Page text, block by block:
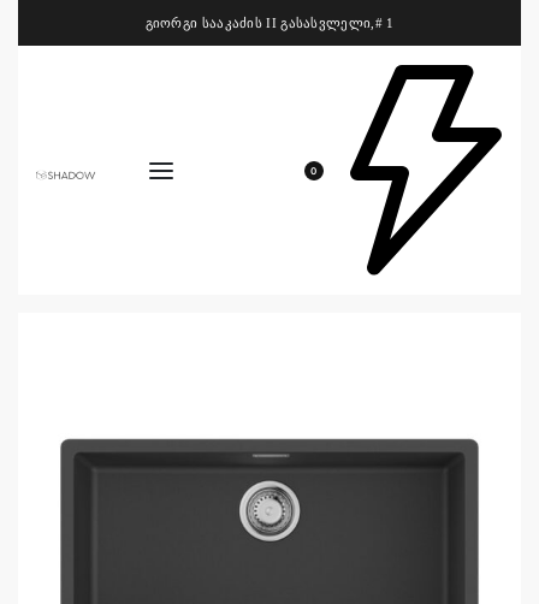
გიორგი სააკაძის II გასასვლელი,# 1
0